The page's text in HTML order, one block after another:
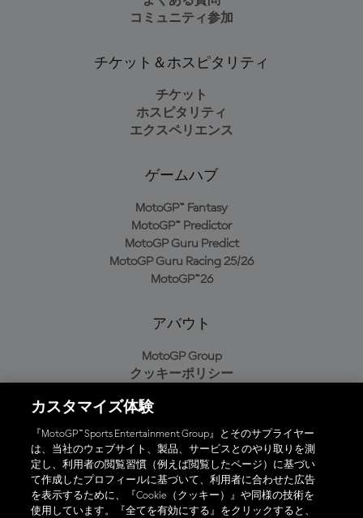
コミュニティ参加
チケット＆ホスピタリティ
チケット
ホスピタリティ
エクスペリエンス
ゲームハブ
MotoGP™ Fantasy
MotoGP™ Predictor
MotoGP Guru Predict
MotoGP Guru Racing 25/26
MotoGP™26
アバウト
MotoGP Group
クッキーポリシー
プライバシーポリシー
購入ポリシー
オフィシャルアプリ
カスタマイズ体験
『MotoGP™ Sports Entertainment Group』とそのサプライヤー
は、当社のウェブサイト、製品、サービスとのやり取りを測
定し、利用者の閲覧習慣（例えば閲覧したページ）に基づい
て作成したプロフィールに基づいて、利用者に合わせた広告
を表示するために、『Cookie（クッキー）』や同様の技術を
使用しています。『全てを有効にする』をクリックすると、